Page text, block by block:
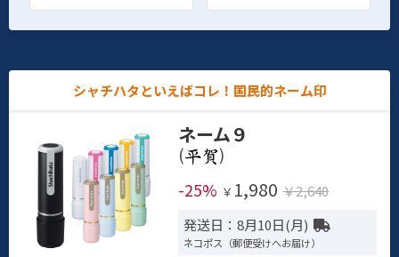
シャチハタといえばコレ！国民的ネーム印
ネーム９
(
)
-25% ￥ 1,980 ￥2,640
発送日：8月10日(月)
ネコポス（郵便受けへお届け）